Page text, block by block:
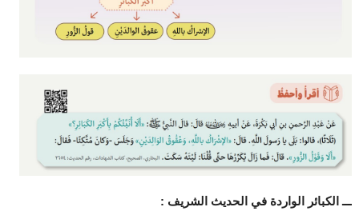
ـــ الكبائر الواردة في الحديث الشريف :